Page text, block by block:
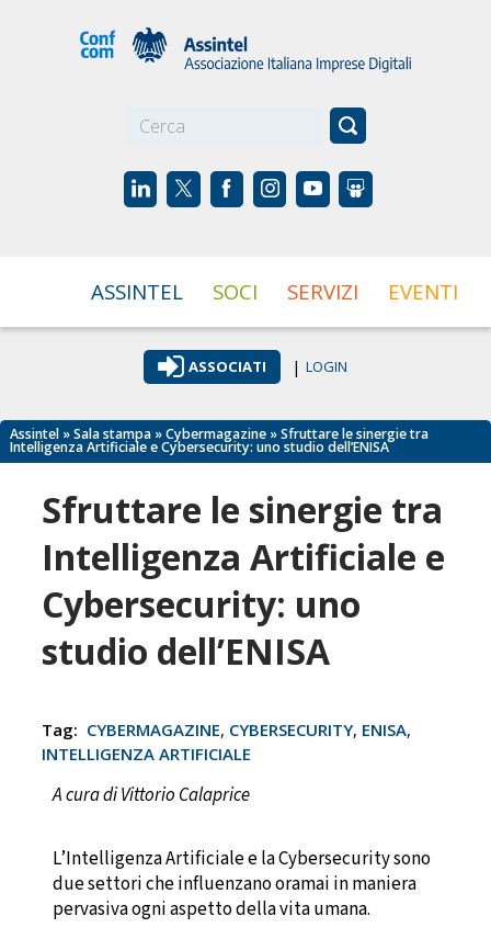
ASSINTEL SOCI SERVIZI EVENTI
ASSOCIATI | LOGIN
Assintel »Sala stampa »Cybermagazine » Sfruttare le sinergie tra
Intelligenza Artificiale e Cybersecurity: uno studio dell’ENISA
Sfruttare le sinergie tra
Intelligenza Artificiale e
Cybersecurity: uno
studio dell’ENISA
Tag: CYBERMAGAZINE, CYBERSECURITY, ENISA,
INTELLIGENZA ARTIFICIALE
A cura di Vittorio Calaprice
L’Intelligenza Artificiale e la Cybersecurity sono
due settori che influenzano oramai in maniera
pervasiva ogni aspetto della vita umana.